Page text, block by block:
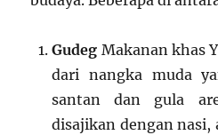
Gudeg Makanan khas
dari nangka muda
santan dan gula
disajikan dengan nasi,